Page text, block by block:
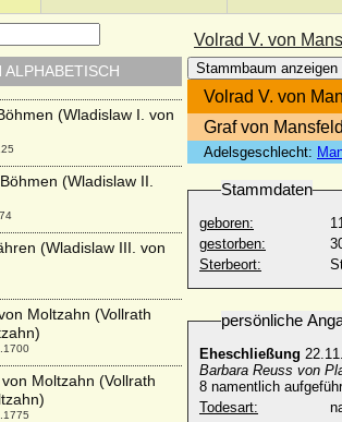
Volrad V. von
Stammbaum anzeigen
Volrad V. von
Graf von
Adelsgeschlecht:
Stammdaten
geboren:
gestorben:
Sterbeort:
persönliche
Eheschließung
Barbara Reuss von
8 namentlich
Todesart:
ALPHABETISCH
(Wladimir Moltke-
(Wladislaw I. von
(Wladislaw II.
(Wladislaw III. von
Moltzahn (Vollrath
Moltzahn (Vollrath